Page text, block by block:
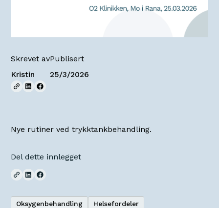
Skrevet av
Kristin
Publisert
25/3/2026
Nye rutiner ved trykktankbehandling.
Del dette innlegget
Oksygenbehandling
Helsefordeler